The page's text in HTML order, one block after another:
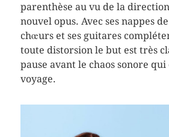
parenthèse au vu de la
nouvel opus. Avec ses nappes
chœurs et ses guitares
toute distorsion le but est très
pause avant le chaos sonore
voyage.